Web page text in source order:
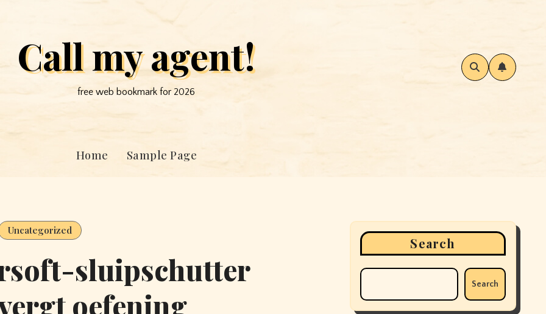
Call my agent!
free web bookmark for 2026
Home Sample Page
Uncategorized
sluipschutter
oefening
Search
Search